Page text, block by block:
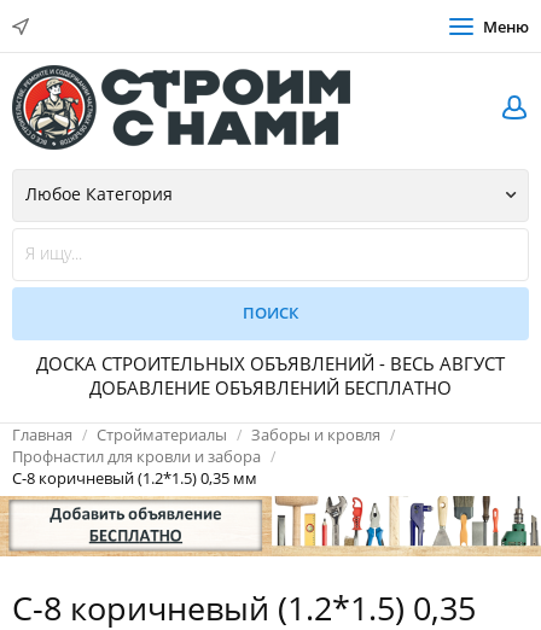
Меню
ДОСКА СТРОИТЕЛЬНЫХ ОБЪЯВЛЕНИЙ - ВЕСЬ АВГУСТ
ДОБАВЛЕНИЕ ОБЪЯВЛЕНИЙ БЕСПЛАТНО
Главная Стройматериалы
Заборы и кровля
Профнастил для кровли и забора
С-8 коричневый (1.2*1.5) 0,35 мм
С-8 коричневый (1.2*1.5) 0,35